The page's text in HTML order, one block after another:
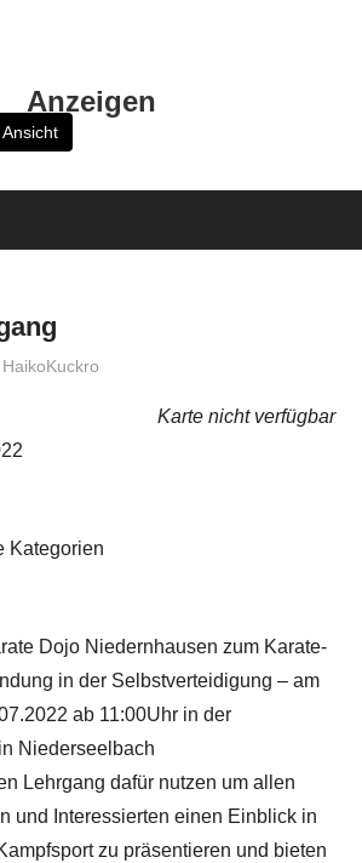
Anzeigen
HaikoKuckro
Karte nicht verfügbar
Kategorien
Dojo Niedernhausen zum Karate-
in der Selbstverteidigung – am
ab 11:00Uhr in der
Niederseelbach
Lehrgang dafür nutzen um allen
und Interessierten einen Einblick in
zu präsentieren und bieten